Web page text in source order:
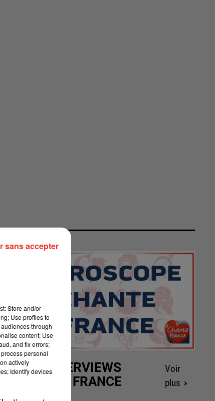
LES INTERVIEWS
CHANTE FRANCE
Voir
plus
Store and/or
Use profiles to
through
content; Use
and fix errors;
personal
actively
Identify devices
sans accepter